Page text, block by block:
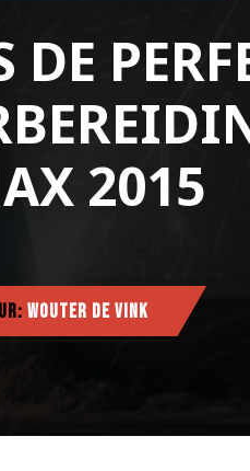
2015
Wouter de Vink